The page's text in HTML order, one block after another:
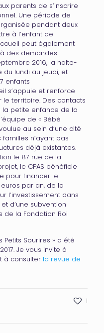
parents de s’inscrire
Une période de
pendant deux
à l’enfant de
peut également
des demandes
2016, la halte-
du lundi au jeudi, et
enfants
s’appuie et renforce
le territoire. Des contacts
petite enfance de la
de « Bébé
au sein d’une cité
n’ayant pas
déjà existantes.
le 87 rue de la
le CPAS bénéficie
pour financer le
par an, de la
l’investissement dans
d’une subvention
de la Fondation Roi
Petits Sourires » a été
Je vous invite à
à consulterla revue de
1